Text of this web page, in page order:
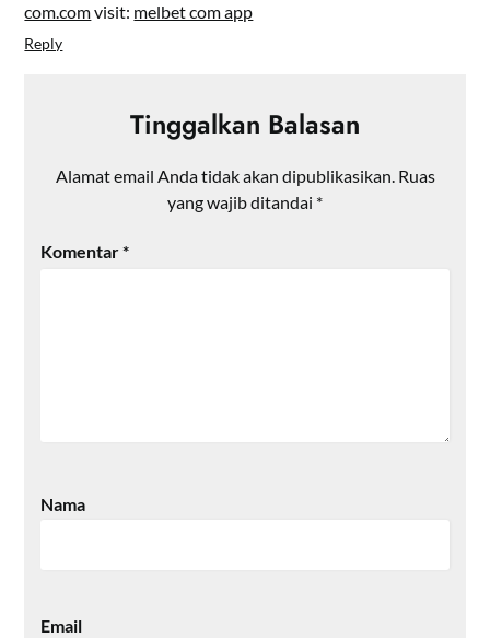
com.comvisit: melbet com app
Reply
Tinggalkan Balasan
Alamat email Anda tidak akan dipublikasikan. Ruas
yang wajib ditandai *
Komentar*
Nama
Email